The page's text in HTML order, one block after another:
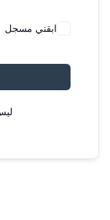
ابقني مسجل